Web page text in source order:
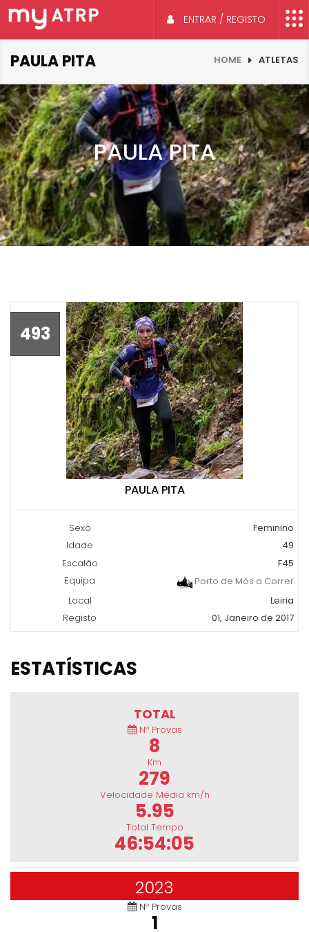
ENTRAR / REGISTO
PAULA PITA HOME ATLETAS
PAULA PITA
493
PAULA PITA
Sexo
Feminino
Idade
49
Escalão
F45
Equipa
Porto de Mós a Correr
Local
Leiria
Registo
01, Janeiro de 2017
ESTATÍSTICAS
TOTAL
Nº Provas
8
Km
279
Velocidade Média km/h
5.95
Total Tempo
46:54:05
2023
Nº Provas
1